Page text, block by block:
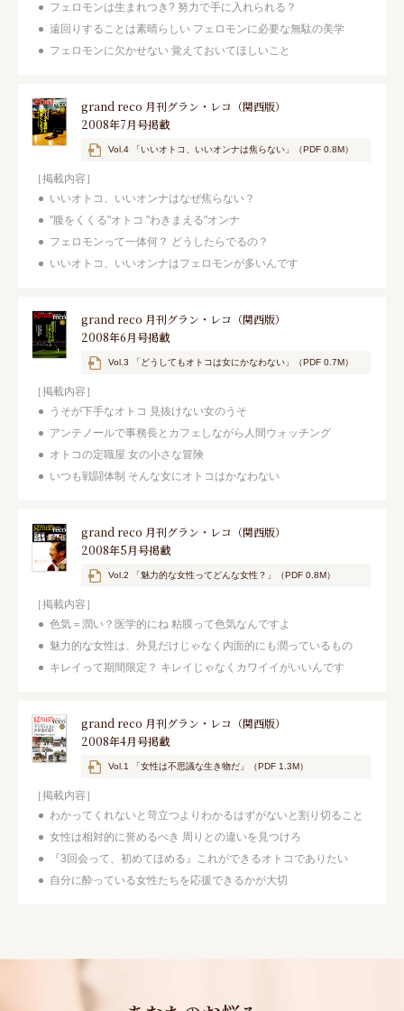
フェロモンは生まれつき? 努力で手に入れられる？
遠回りすることは素晴らしい フェロモンに必要な無駄の美学
フェロモンに欠かせない 覚えておいてほしいこと
grand reco 月刊グラン・レコ（関西版）
2008年7月号掲載
Vol.4 「いいオトコ、いいオンナは焦らない」（PDF 0.8M）
［掲載内容］
いいオトコ、いいオンナはなぜ焦らない？
"腹をくくる"オトコ "わきまえる"オンナ
フェロモンって一体何？ どうしたらでるの？
いいオトコ、いいオンナはフェロモンが多いんです
grand reco 月刊グラン・レコ（関西版）
2008年6月号掲載
Vol.3 「どうしてもオトコは女にかなわない」（PDF 0.7M）
［掲載内容］
うそが下手なオトコ 見抜けない女のうそ
アンテノールで事務長とカフェしながら人間ウォッチング
オトコの定職屋 女の小さな冒険
いつも戦闘体制 そんな女にオトコはかなわない
grand reco 月刊グラン・レコ（関西版）
2008年5月号掲載
Vol.2 「魅力的な女性ってどんな女性？」（PDF 0.8M）
［掲載内容］
色気＝潤い？医学的にね 粘膜って色気なんですよ
魅力的な女性は、外見だけじゃなく内面的にも潤っているもの
キレイって期間限定？ キレイじゃなくカワイイがいいんです
grand reco 月刊グラン・レコ（関西版）
2008年4月号掲載
Vol.1 「女性は不思議な生き物だ」（PDF 1.3M）
［掲載内容］
わかってくれないと苛立つよりわかるはずがないと割り切ること
女性は相対的に誉めるべき 周りとの違いを見つけろ
『3回会って、初めてほめる』これができるオトコでありたい
自分に酔っている女性たちを応援できるかが大切